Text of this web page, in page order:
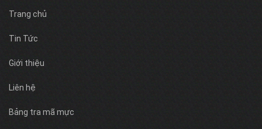
Trang chủ
Tin Tức
Giới thiệu
Liên hệ
Bảng tra mã mực